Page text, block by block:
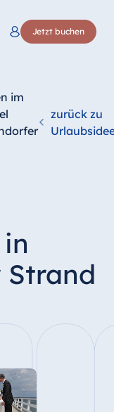
Jetzt buchen
im
zurück zu